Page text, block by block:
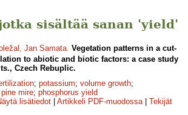
sisältää sanan 'yield'
, Jan Samata. Vegetation patterns in a cut-
to abiotic and biotic factors: a case study
Czech Rebuplic.
; potassium; volume growth;
pine mire; phosphorus yield
lisätiedot Artikkeli PDF-muodossa| Tekijät